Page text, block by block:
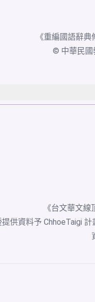
《重編國語辭典
© 中華民國
《台文華文
供資料予 ChhoeTaigi